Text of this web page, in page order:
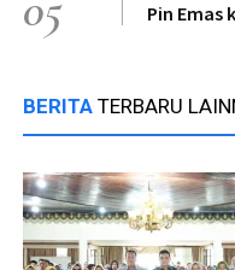
Pin Emas
BERITA TERBARU